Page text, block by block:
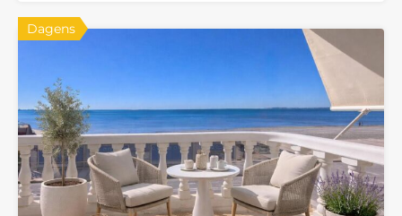
Dagens